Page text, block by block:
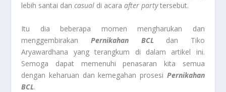
lebih santai dancasual di acaraafter partytersebut.
Itu dia beberapa momen mengharukan dan
menggembirakan Pernikahan BCLdan Tiko
Aryawardhana yang terangkum di dalam artikel ini.
Semoga dapat memenuhi penasaran kita semua
dengan keharuan dan kemegahan prosesi Pernikahan
BCL.